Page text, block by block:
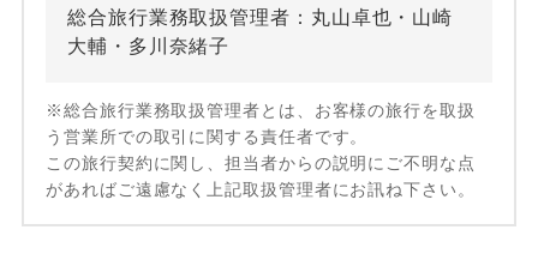
総合旅行業務取扱管理者：丸山卓也・山崎
大輔・多川奈緒子
※総合旅行業務取扱管理者とは、お客様の旅行を取扱
う営業所での取引に関する責任者です。
この旅行契約に関し、担当者からの説明にご不明な点
があればご遠慮なく上記取扱管理者にお訊ね下さい。